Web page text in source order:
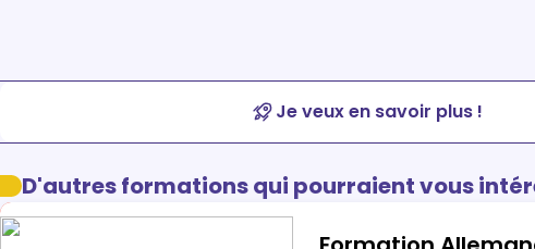
Je veux en savoir plus !
D'autres formations qui pourraient vous